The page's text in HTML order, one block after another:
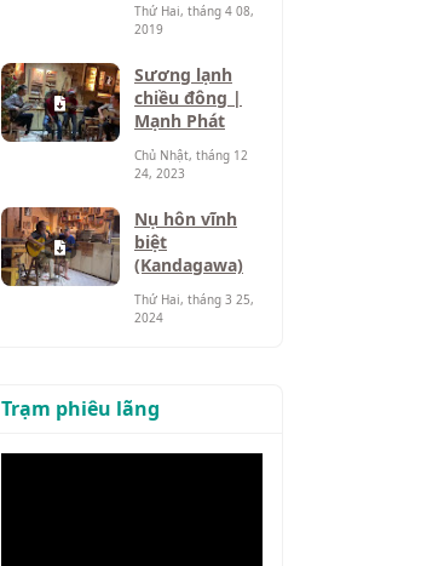
Thứ Hai, tháng 4 08,
2019
Sương lạnh
chiều đông |
Mạnh Phát
Chủ Nhật, tháng 12
24, 2023
Nụ hôn vĩnh
biệt
(Kandagawa)
Thứ Hai, tháng 3 25,
2024
Trạm phiêu lãng